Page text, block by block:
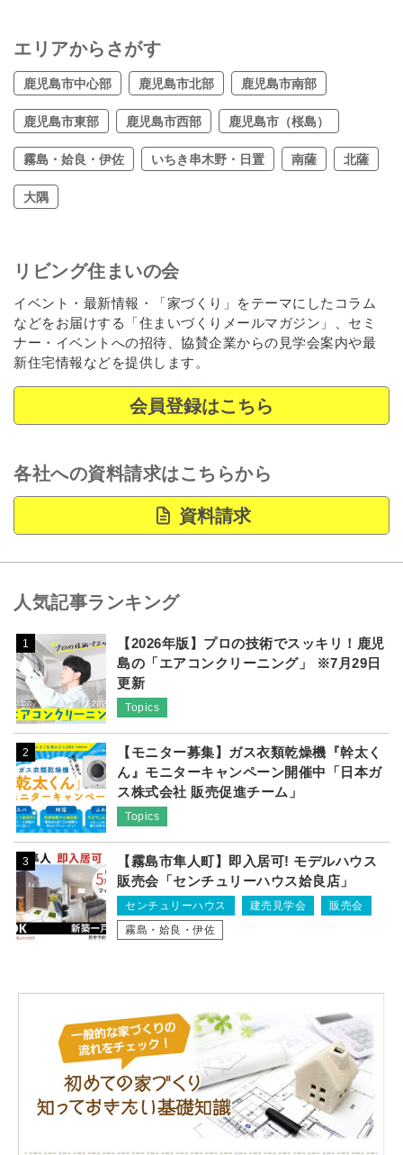
エリアからさがす
鹿児島市中心部 鹿児島市北部 鹿児島市南部
鹿児島市東部 鹿児島市西部 鹿児島市（桜島）
霧島・姶良・伊佐 いちき串木野・日置 南薩 北薩
大隅
リビング住まいの会
イベント・最新情報・「家づくり」をテーマにしたコラム
などをお届けする「住まいづくりメールマガジン」、セミ
ナー・イベントへの招待、協賛企業からの見学会案内や最
新住宅情報などを提供します。
会員登録はこちら
各社への資料請求はこちらから
資料請求
人気記事ランキング
1
【2026年版】プロの技術でスッキリ！鹿児
島の「エアコンクリーニング」 ※7月29日
更新
Topics
2
【モニター募集】ガス衣類乾燥機『幹太く
ん』モニターキャンペーン開催中「日本ガ
ス株式会社 販売促進チーム」
Topics
3
【霧島市隼人町】即入居可! モデルハウス
販売会「センチュリーハウス姶良店」
センチュリーハウス 建売見学会
販売会
霧島・姶良・伊佐